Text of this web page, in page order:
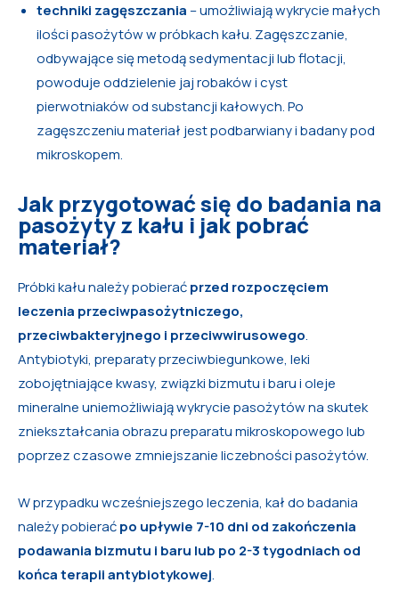
techniki zagęszczania – umożliwiają wykrycie małych
ilości pasożytów w próbkach kału. Zagęszczanie,
odbywające się metodą sedymentacji lub flotacji,
powoduje oddzielenie jaj robaków i cyst
pierwotniaków od substancji kałowych. Po
zagęszczeniu materiał jest podbarwiany i badany pod
mikroskopem.
Jak przygotować się do badania na
pasożyty z kału i jak pobrać
materiał?
Próbki kału należy pobieraćprzed rozpoczęciem
leczenia przeciwpasożytniczego,
przeciwbakteryjnego i przeciwwirusowego.
Antybiotyki, preparaty przeciwbiegunkowe, leki
zobojętniające kwasy, związki bizmutu i baru i oleje
mineralne uniemożliwiają wykrycie pasożytów na skutek
zniekształcania obrazu preparatu mikroskopowego lub
poprzez czasowe zmniejszanie liczebności pasożytów.
W przypadku wcześniejszego leczenia, kał do badania
należy pobieraćpo upływie 7-10 dni od zakończenia
podawania bizmutu i baru lub po 2-3 tygodniach od
końca terapii antybiotykowej.